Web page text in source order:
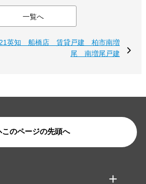
一覧へ
21英知 船橋店 賃貸戸建 柏市南増
尾 南増尾戸建
このページの先頭へ